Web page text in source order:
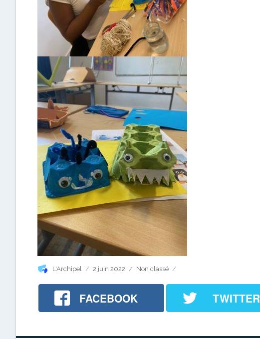
Auteur
L'Archipel
Publié
2 juin 2022 Catégories
Non classé
FACEBOOK TWITTER